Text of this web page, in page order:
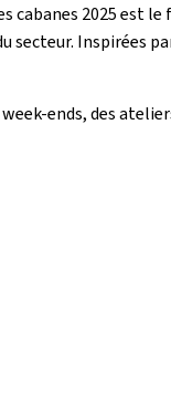
cabanes 2025
Inspirées
ends, des